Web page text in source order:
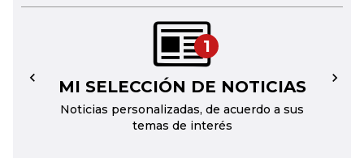
1
MI SELECCIÓN DE NOTICIAS
Noticias personalizadas, de acuerdo a sus
temas de interés
← →